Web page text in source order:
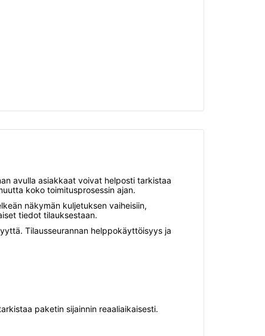
avulla asiakkaat voivat helposti tarkistaa
koko toimitusprosessin ajan.
näkymän kuljetuksen vaiheisiin,
tiedot tilauksestaan.
Tilausseurannan helppokäyttöisyys ja
paketin sijainnin reaaliaikaisesti.